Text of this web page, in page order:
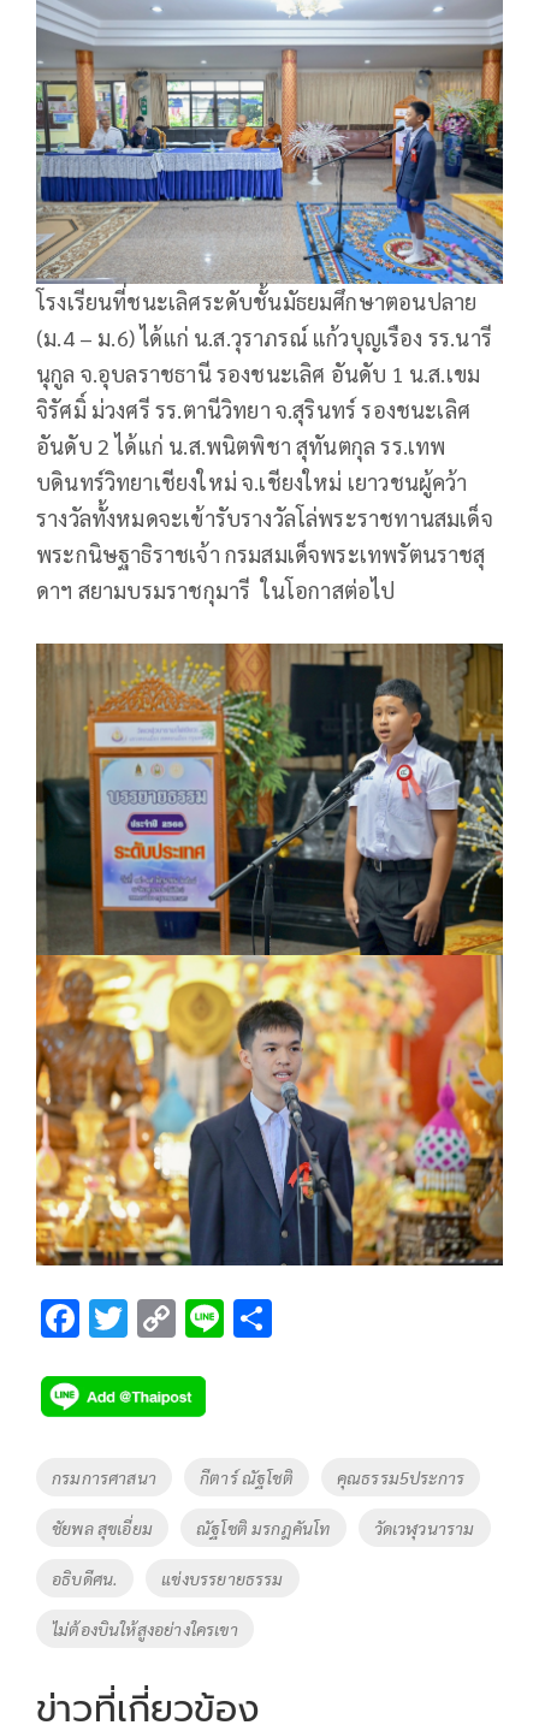
โรงเรียนที่ชนะเลิศระดับชั้นมัธยมศึกษาตอนปลาย
(ม.4 – ม.6) ได้แก่ น.ส.วุราภรณ์ แก้วบุญเรือง รร.นารี
นุกูล จ.อุบลราชธานี รองชนะเลิศ อันดับ 1 น.ส.เขม
จิรัศมิ์ ม่วงศรี รร.ตานีวิทยา จ.สุรินทร์ รองชนะเลิศ
อันดับ 2 ได้แก่ น.ส.พนิตพิชา สุทันตกุล รร.เทพ
บดินทร์วิทยาเชียงใหม่ จ.เชียงใหม่ เยาวชนผู้คว้า
รางวัลทั้งหมดจะเข้ารับรางวัลโล่พระราชทานสมเด็จ
พระกนิษฐาธิราชเจ้า กรมสมเด็จพระเทพรัตนราชสุ
ดาฯ สยามบรมราชกุมารี ในโอกาสต่อไป
F
e
b
o
k
T
tt
er
C
p
y
Li
Li
Tags
กรมการศาสนา กีตาร์ ณัฐโชติ คุณธรรม5ประการ
ชัยพล สุขเอี่ยม ณัฐโชติ มรกฎคันโท วัดเวฬุวนาราม
อธิบดีศน. แข่งบรรยายธรรม
ไม่ต้องบินให้สูงอย่างใครเขา
ข่าวที่เกี่ยวข้อง